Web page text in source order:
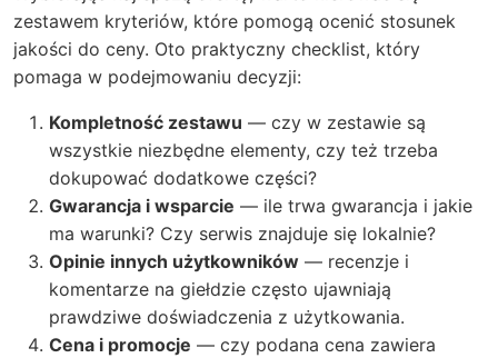
zestawem kryteriów, które pomogą ocenić stosunek
jakości do ceny. Oto praktyczny checklist, który
pomaga w podejmowaniu decyzji:
Kompletność zestawu — czy w zestawie są
wszystkie niezbędne elementy, czy też trzeba
dokupować dodatkowe części?
Gwarancja i wsparcie — ile trwa gwarancja i jakie
ma warunki? Czy serwis znajduje się lokalnie?
Opinie innych użytkowników — recenzje i
komentarze na giełdzie często ujawniają
prawdziwe doświadczenia z użytkowania.
Cena i promocje — czy podana cena zawiera